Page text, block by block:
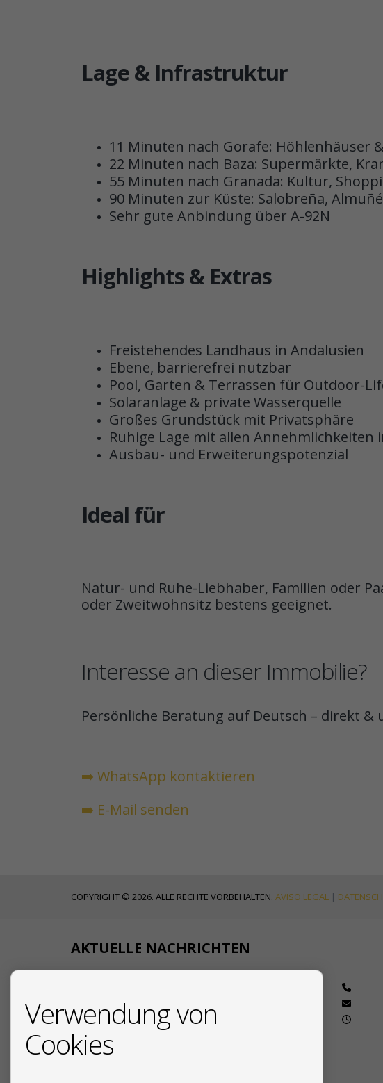
Lage & Infrastruktur
11 Minuten nach Gorafe: Höhlenhäuser
22 Minuten nach Baza: Supermärkte,
55 Minuten nach Granada: Kultur,
90 Minuten zur Küste: Salobreña,
Sehr gute Anbindung über A-92N
Highlights & Extras
Freistehendes Landhaus in Andalusien
Ebene, barrierefrei nutzbar
Pool, Garten & Terrassen für Outdoor-
Solaranlage & private Wasserquelle
Großes Grundstück mit Privatsphäre
Ruhige Lage mit allen Annehmlichkeiten
Ausbau- und Erweiterungspotenzial
Ideal für
Natur- und Ruhe-Liebhaber, Familien oder
oder Zweitwohnsitz bestens geeignet.
Interesse an dieser Immobilie?
Persönliche Beratung auf Deutsch – direkt &
➡️ WhatsApp kontaktieren
➡️ E-Mail senden
COPYRIGHT © 2026. ALLE RECHTE VORBEHALTEN. AVISO LEGAL |
AKTUELLE NACHRICHTEN
19/12/2025
Verwendung von
Cookies